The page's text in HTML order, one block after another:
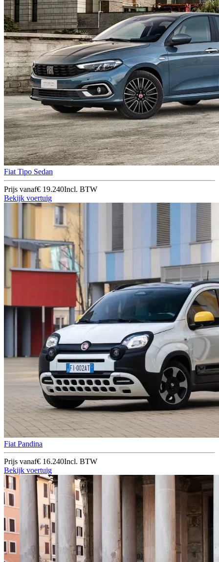
Fiat Tipo Sedan
Prijs vanaf€ 19.240Incl. BTW
Bekijk voertuig
Fiat Pandina
Prijs vanaf€ 16.240Incl. BTW
Bekijk voertuig